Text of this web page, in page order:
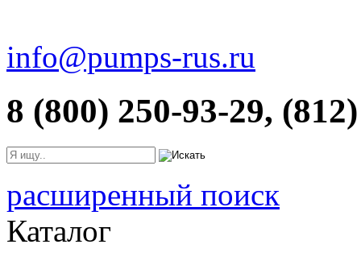
info@pumps-rus.ru
8 (800) 250-93-29,
расширенный поиск
Каталог